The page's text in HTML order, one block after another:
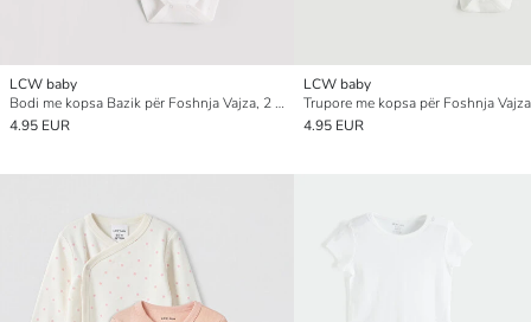
LCW baby
Bodi me kopsa Bazik për Foshnja Vajza, 2 copë
4.95 EUR
LCW baby
4.95 EUR